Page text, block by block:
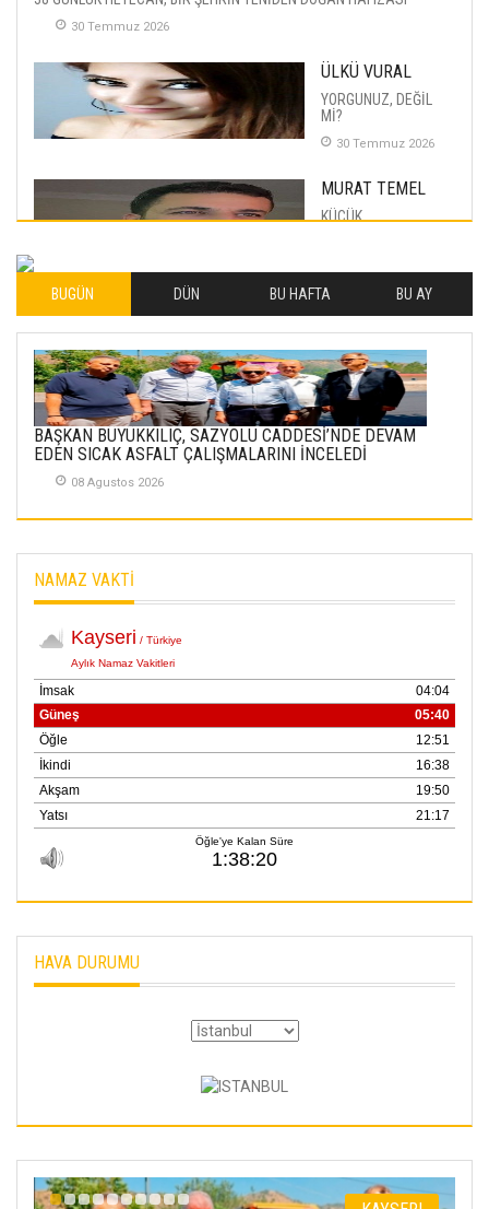
30 Temmuz 2026
ÜLKÜ VURAL
YORGUNUZ, DEĞİL
Mİ?
30 Temmuz 2026
MURAT TEMEL
KÜÇÜK
İLHAN YILMAZ
SOFRADA AYRIMCILIK
VAR
26 Subat 2026
METİN ERTEM
YENİ HİCRİ YIL VE
ÜLKEMİZDE
SEMRA ŞAHİN
İlgi Alanlarımız ve Biz
SABAHATTİN
SÜRMEN
Kayserispor,
Rizespor’la Nihayet 3
BUGÜN DÜN BU HAFTA BU AY
BAŞKAN BÜYÜKKILIÇ, SAZYOLU CADDESİ’NDE DEVAM
EDEN SICAK ASFALT ÇALIŞMALARINI İNCELEDİ
08 Agustos 2026
NAMAZ VAKTİ
HAVA DURUMU